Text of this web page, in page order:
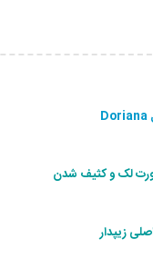
لک و کثیف شدن
زیپدار